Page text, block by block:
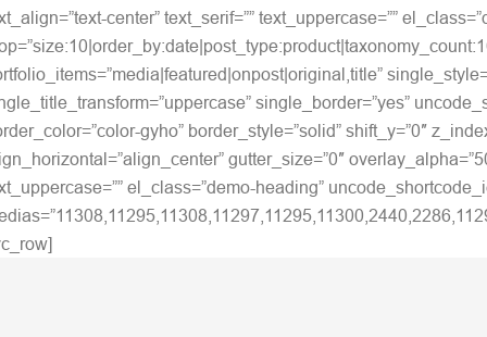
center” text_serif=”” text_uppercase=””
single_border=”yes”
gyho” border_style=”solid” shift_y=”0″
gutter_size=”0″
el_class=”demo-heading”